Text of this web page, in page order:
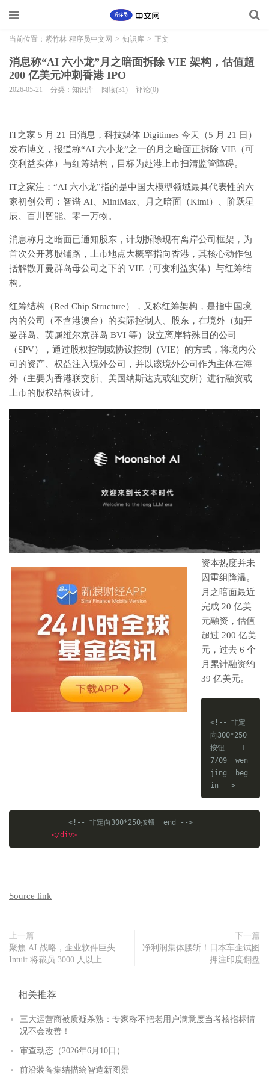
当前位置： 紫竹林-程序员中文网 > 知识库 > 正文
消息称“AI 六小龙”月之暗面拆除 VIE 架构，估值超
200 亿美元冲刺香港 IPO
2026-05-21 分类：知识库 阅读(31) 评论(0)
IT之家 5 月 21 日消息，科技媒体 Digitimes 今天（5 月 21 日）
发布博文， 报道称“AI 六小龙”之一的月之暗面正拆除 VIE（可
变利益实体）与红筹结构，目标为赴港上市扫清监管障碍。
IT之家注：“AI 六小龙”指的是中国大模型领域最具代表性的六
家初创公司： 智谱 AI、MiniMax、月之暗面（Kimi）、阶跃星
辰、百川智能、零一万物。
消息称月之暗面已通知股东，计划拆除现有离岸公司框架，为
首次公开募股铺路，上市地点大概率指向香港，其核心动作包
括解散开曼群岛母公司之下的 VIE（可变利益实体）与红筹结
构。
红筹结构（Red Chip Structure）
，又称红筹架构，是指中国境
内的公司（不含港澳台）的实际控制人、股东， 在境外（如开
曼群岛、英属维尔京群岛 BVI 等）设立离岸特殊目的公司
（SPV）
，通过股权控制或协议控制（VIE）的方式，将境内公
司的资产、权益注入境外公司，并以该境外公司作为主体在海
外（主要为香港联交所、美国纳斯达克或纽交所）进行融资或
上市的股权结构设计。
资本热度并未
因重组降温。
月之暗面最近
完成 20 亿美
元融资，估值
超过 200 亿美
元，过去 6 个
月累计融资约
39 亿美元。
<!-- 非定
向300*250
按钮    1
7/09  wen
jing  beg
in -->
<!-- 非定向300*250按钮  end -->
</div>
Source link
上一篇
聚焦 AI 战略，企业软件巨头
Intuit 将裁员 3000 人以上
下一篇
净利润集体腰斩！日本车企试图
押注印度翻盘
相关推荐
三大运营商被质疑杀熟：专家称不把老用户满意度当考核指标情
况不会改善！
审查动态（2026年6月10日）
前沿装备集结描绘智造新图景